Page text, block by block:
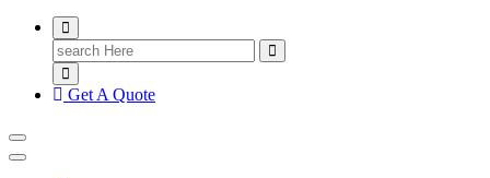
Search
for:
Get A Quote